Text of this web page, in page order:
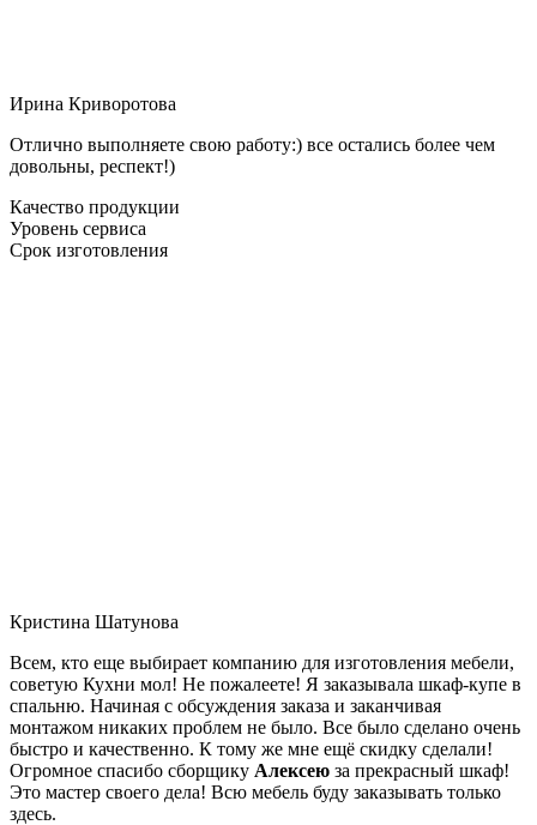
Ирина Криворотова
Отлично выполняете свою работу:) все остались более чем
довольны, респект!)
Качество продукции
Уровень сервиса
Срок изготовления
Кристина Шатунова
Всем, кто еще выбирает компанию для изготовления мебели,
советую Кухни мол! Не пожалеете! Я заказывала шкаф-купе в
спальню. Начиная с обсуждения заказа и заканчивая
монтажом никаких проблем не было. Все было сделано очень
быстро и качественно. К тому же мне ещё скидку сделали!
Огромное спасибо сборщику Алексею за прекрасный шкаф!
Это мастер своего дела! Всю мебель буду заказывать только
здесь.